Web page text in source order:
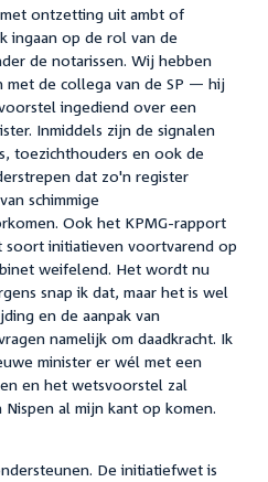
ontzetting uit ambt of
ingaan op de rol van de
de notarissen. Wij hebben
met de collega van de SP — hij
ingediend over een
Inmiddels zijn de signalen
toezichthouders en ook de
dat zo'n register
schimmige
Ook het KPMG-rapport
initiatieven voortvarend op
weifelend. Het wordt nu
snap ik dat, maar het is wel
en de aanpak van
namelijk om daadkracht. Ik
minister er wél met een
en het wetsvoorstel zal
Nispen al mijn kant op komen.
De initiatiefwet is